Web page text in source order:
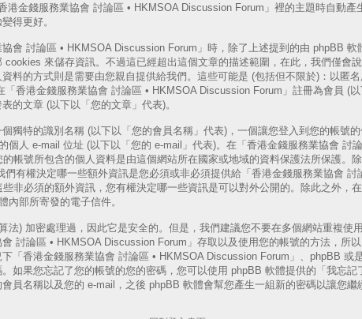
港金錢服務業協會 討論區 • HKMSOA Discussion Forum」裡的主題時自動產
得更好。
會 討論區 • HKMSOA Discussion Forum」時，除了上述提到的由 phpBB
cookies 來儲存資訊。不過這已經超出這個文章的描述範圍，在此，我們僅會
料的方式則是需要由您親自提供給我們。這些可能是 (包括但不限於)：以匿
「香港金錢服務業協會 討論區 • HKMSOA Discussion Forum」註冊為會員 (
的文章 (以下以「您的文章」代表)。
獨特的識別名稱 (以下以「您的會員名稱」代表)，一個讓您登入到您的帳號
個人 e-mail 位址 (以下以「您的 e-mail」代表)。在「香港金錢服務業協會 討
帳號所包含的個人資料是由這個網站所在國家或地域的資料保護法所保護。
們有權決定哪一些額外資訊是您必須或非必須提供給「香港金錢服務業協會 討
非必須的額外資訊，您有權決定哪一些資訊是可以對外公開的。除此之外，
內部所寄發的電子信件。
法) 加密處理過，因此它是安全的。但是，我們建議您不要在多個網站重複使
討論區 • HKMSOA Discussion Forum」存取以及使用您的帳號的方法，所
「香港金錢服務業協會 討論區 • HKMSOA Discussion Forum」、phpBB 或
如果您忘記了您的帳號的您的密碼，您可以使用 phpBB 軟體提供的「我忘記
員名稱以及您的 e-mail，之後 phpBB 軟體會幫您產生一組新的密碼以讓您繼